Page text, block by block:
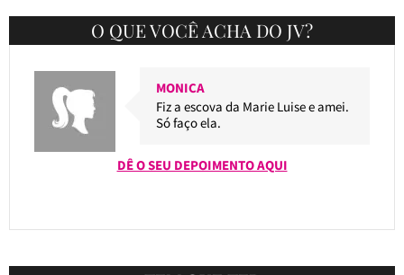
O QUE VOCÊ ACHA DO JV?
MONICA
Fiz a escova da Marie Luise e amei.
Só faço ela.
DÊ O SEU DEPOIMENTO AQUI